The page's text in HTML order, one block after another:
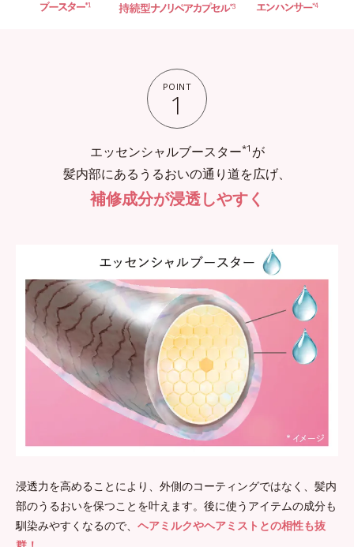
POINT
1
エッセンシャルブースター*1 が
髪内部にあるうるおいの通り道を広げ、
補修成分が浸透しやすく
浸透力を高めることにより、外側のコーティングではなく、髪内
部のうるおいを保つことを叶えます。後に使うアイテムの成分も
馴染みやすくなるので、 ヘアミルクやヘアミストとの相性も抜